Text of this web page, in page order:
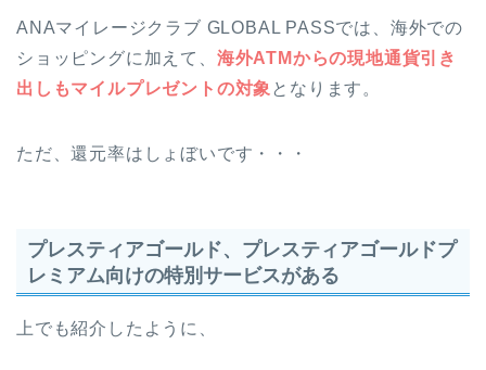
ANAマイレージクラブ GLOBAL PASSでは、海外での
ショッピングに加えて、 海外ATMからの現地通貨引き
出しもマイルプレゼントの対象 となります。
ただ、還元率はしょぼいです・・・
プレスティアゴールド、プレスティアゴールドプ
レミアム向けの特別サービスがある
上でも紹介したように、